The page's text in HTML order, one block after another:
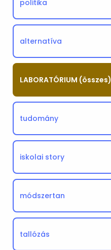
politika
alternatíva
LABORATÓRIUM (összes)
tudomány
iskolai story
módszertan
tallózás